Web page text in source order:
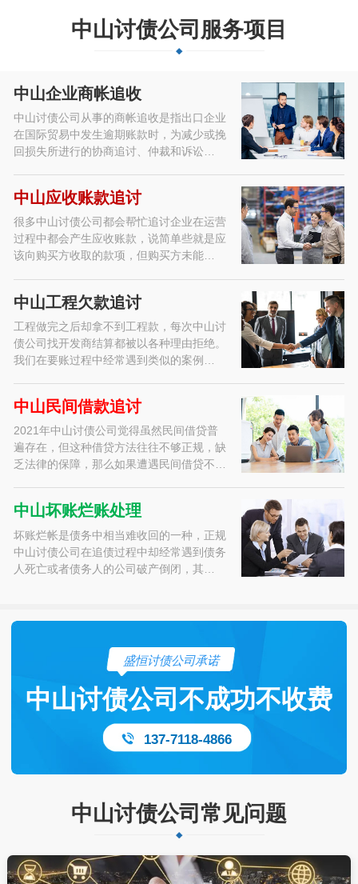
中山讨债公司服务项目
中山企业商帐追收
中山讨债公司从事的商帐追收是指出口企业
在国际贸易中发生逾期账款时，为减少或挽
回损失所进行的协商追讨、仲裁和诉讼…
中山应收账款追讨
很多中山讨债公司都会帮忙追讨企业在运营
过程中都会产生应收账款，说简单些就是应
该向购买方收取的款项，但购买方未能…
中山工程欠款追讨
工程做完之后却拿不到工程款，每次中山讨
债公司找开发商结算都被以各种理由拒绝。
我们在要账过程中经常遇到类似的案例…
中山民间借款追讨
2021年中山讨债公司觉得虽然民间借贷普
遍存在，但这种借贷方法往往不够正规，缺
乏法律的保障，那么如果遭遇民间借贷不…
中山坏账烂账处理
坏账烂帐是债务中相当难收回的一种，正规
中山讨债公司在追债过程中却经常遇到债务
人死亡或者债务人的公司破产倒闭，其…
盛恒讨债公司承诺
中山讨债公司不成功不收费
137-7118-4866
中山讨债公司常见问题